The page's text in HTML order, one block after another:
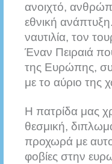
ανοιχτό,
εθνική
ναυτιλία, τον
Έναν Πειραιά
της Ευρώπης,
με το αύριο της
Η πατρίδα μας
θεσμική,
προχωρά με
φοβίες στην